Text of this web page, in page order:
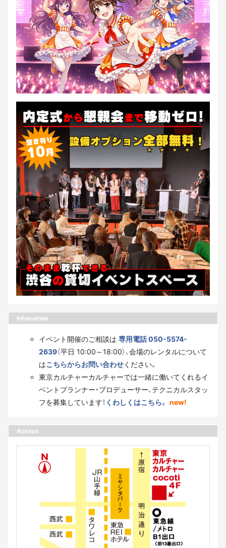
Infomation
イベント開催のご相談は 専用電話 050-5574-
2639（平日 10:00～18:00）、会場のレンタルについて
はこちらからお問い合わせください。
東京カルチャーカルチャーでは一緒に働いてくれるイ
ベントプランナー・プロデューサー、テクニカルスタッ
フを募集しています！ くわしくはこちら。 new!
Access